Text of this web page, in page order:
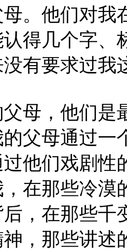
母。他们对我
认得几个字、
有要求过我
，他们是
父母通过一
他们戏剧性
在那些冷漠
，在那些千
，那些讲述